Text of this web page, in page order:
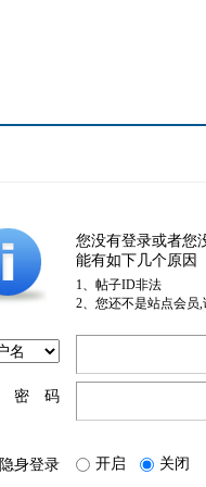
您没有登录或者您
能有如下几个原因
1、帖子ID非法
2、您还不是站点会员
密 码
隐身登录 开启 关闭